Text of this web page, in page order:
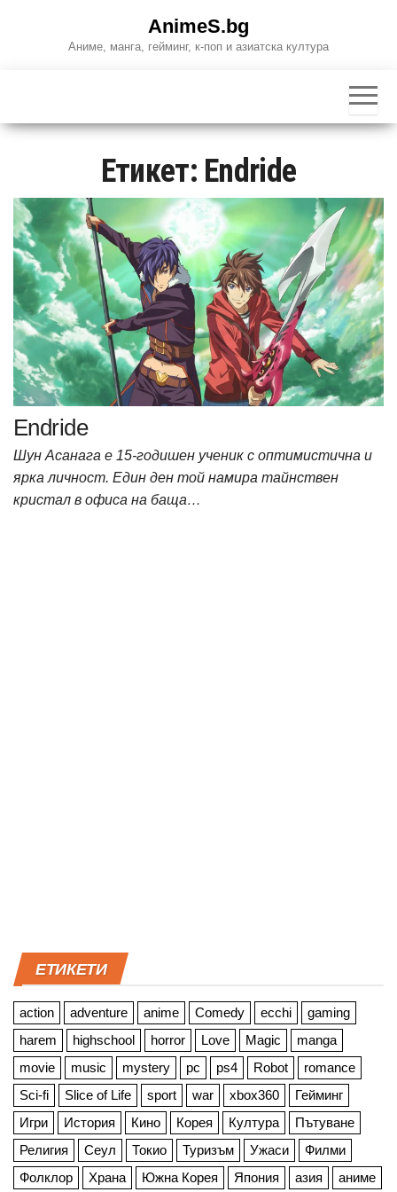
AnimeS.bg
Аниме, манга, гейминг, к-поп и азиатска култура
Етикет: Endride
Endride
Шун Асанага е 15-годишен ученик с оптимистична и
ярка личност. Един ден той намира тайнствен
кристал в офиса на баща…
ЕТИКЕТИ
action adventure anime Comedy ecchi
gaming
harem
highschool horror Love Magic
manga
movie
music mystery pc ps4 Robot
romance
Sci-fi
Slice of Life sport war xbox360
Гейминг
Игри
История Кино Корея Култура
Пътуване
Религия
Сеул Токио Туризъм Ужаси
Филми
Фолклор
Храна Южна Корея Япония азия аниме